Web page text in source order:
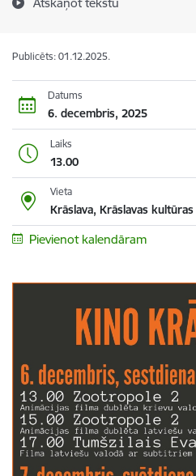
Publicēts: 01.12.2025.
Datums
6. decembris, 2025
Laiks
13.00
Vieta
Krāslava, Krāslavas
Pievienot kalendāram